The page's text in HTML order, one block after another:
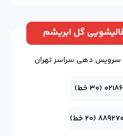
گل ابریشم
(۳۰ خط)
(۲۰ خط)